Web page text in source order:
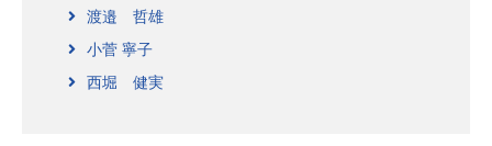
渡邉 哲雄
小菅 寧子
西堀 健実